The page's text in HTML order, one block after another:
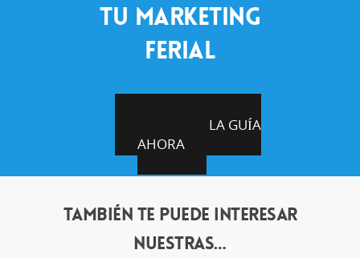
TU MARKETING
FERIAL
DESCARGA LA GUÍA
AHORA
También te puede interesar
nuestras…